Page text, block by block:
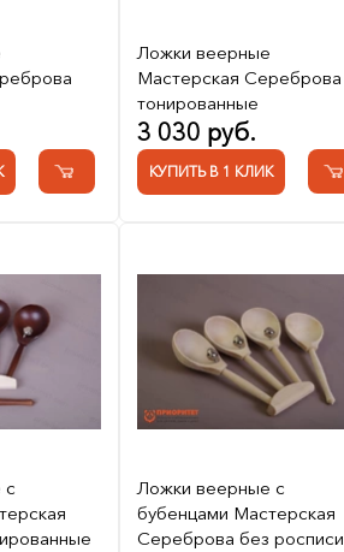
Ложки веерные
Мастерская Сереброва
тонированные
3 030 руб.
КУПИТЬ В 1 КЛИК
с
Ложки веерные с
бубенцами Мастерская
Сереброва без росписи